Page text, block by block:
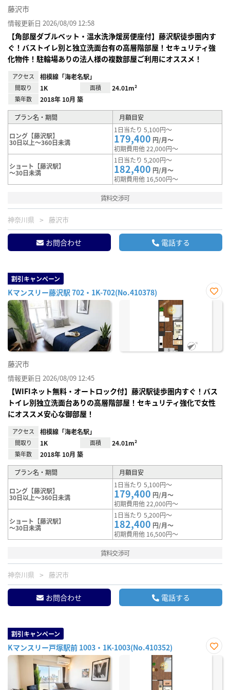
藤沢市
情報更新日 2026/08/09 12:58
【角部屋ダブルベット・温水洗浄煖房便座付】藤沢駅徒歩圏内す
ぐ！バストイレ別と独立洗面台有の高層階部屋！セキュリティ強
化物件！駐輪場ありの法人様の複数部屋ご利用にオススメ！
アクセス 相模線「海老名駅」
間取り 1K 面積 24.01m²
築年数 2018年 10月 築
プラン名・期間 月額目安
ロング【藤沢駅】
30日以上～360日未満
1日当たり 5,100円～
179,400 円/月～
初期費用他 22,000円～
ショート【藤沢駅】
～30日未満
1日当たり 5,200円～
182,400 円/月～
初期費用他 16,500円～
賃料交渉可
神奈川県 藤沢市
お問合わせ 電話する
割引キャンペーン
Kマンスリー藤沢駅 702・1K-702(No.410378)
お気
藤沢市
情報更新日 2026/08/09 12:45
【WIFIネット無料・オートロック付】藤沢駅徒歩圏内すぐ！バス
トイレ別独立洗面台ありの高層階部屋！セキュリティ強化で女性
にオススメ安心な御部屋！
アクセス 相模線「海老名駅」
間取り 1K 面積 24.01m²
築年数 2018年 10月 築
プラン名・期間 月額目安
ロング【藤沢駅】
30日以上～360日未満
1日当たり 5,100円～
179,400 円/月～
初期費用他 22,000円～
ショート【藤沢駅】
～30日未満
1日当たり 5,200円～
182,400 円/月～
初期費用他 16,500円～
賃料交渉可
神奈川県 藤沢市
お問合わせ 電話する
割引キャンペーン
Kマンスリー戸塚駅前 1003・1K-1003(No.410352)
お気